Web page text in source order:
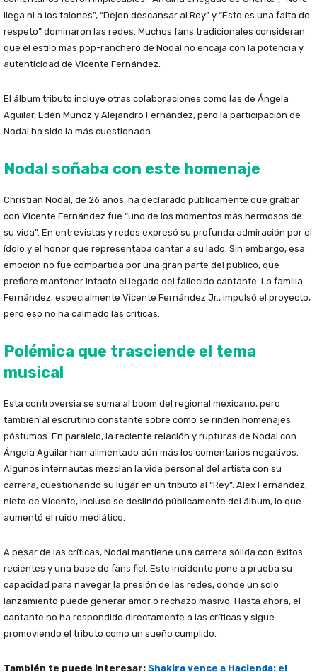
llega ni a los talones”, “Dejen descansar al Rey” y “Esto es una falta de
respeto” dominaron las redes. Muchos fans tradicionales consideran
que el estilo más pop-ranchero de Nodal no encaja con la potencia y
autenticidad de Vicente Fernández.
El álbum tributo incluye otras colaboraciones como las de Ángela
Aguilar, Edén Muñoz y Alejandro Fernández, pero la participación de
Nodal ha sido la más cuestionada.
Nodal soñaba con este homenaje
Christian Nodal, de 26 años, ha declarado públicamente que grabar
con Vicente Fernández fue “uno de los momentos más hermosos de
su vida”. En entrevistas y redes expresó su profunda admiración por el
ídolo y el honor que representaba cantar a su lado. Sin embargo, esa
emoción no fue compartida por una gran parte del público, que
prefiere mantener intacto el legado del fallecido cantante. La familia
Fernández, especialmente Vicente Fernández Jr., impulsó el proyecto,
pero eso no ha calmado las críticas.
Polémica que trasciende el tema
musical
Esta controversia se suma al boom del regional mexicano, pero
también al escrutinio constante sobre cómo se rinden homenajes
póstumos. En paralelo, la reciente relación y rupturas de Nodal con
Ángela Aguilar han alimentado aún más los comentarios negativos.
Algunos internautas mezclan la vida personal del artista con su
carrera, cuestionando su lugar en un tributo al “Rey”. Alex Fernández,
nieto de Vicente, incluso se deslindó públicamente del álbum, lo que
aumentó el ruido mediático.
A pesar de las críticas, Nodal mantiene una carrera sólida con éxitos
recientes y una base de fans fiel. Este incidente pone a prueba su
capacidad para navegar la presión de las redes, donde un solo
lanzamiento puede generar amor o rechazo masivo. Hasta ahora, el
cantante no ha respondido directamente a las críticas y sigue
promoviendo el tributo como un sueño cumplido.
También te puede interesar: Shakira vence a Hacienda: el